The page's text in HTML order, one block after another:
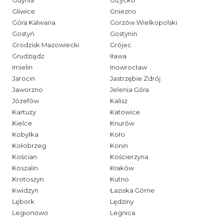
Gliwice
Gniezno
Góra Kalwaria
Gorzów Wielkopolski
Gostyń
Gostynin
Grodzisk Mazowiecki
Grójec
Grudziądz
Iława
Imielin
Inowrocław
Jarocin
Jastrzębie Zdrój
Jaworzno
Jelenia Góra
Józefów
Kalisz
Kartuzy
Katowice
Kielce
Knurów
Kobyłka
Koło
Kołobrzeg
Konin
Kościan
Kościerzyna
Koszalin
Kraków
Krotoszyn
Kutno
Kwidzyn
Łaziska Górne
Lębork
Lędziny
Legionowo
Legnica